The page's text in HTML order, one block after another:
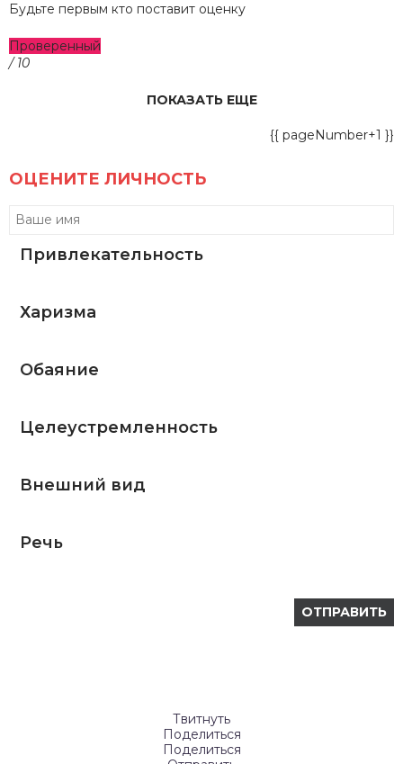
Будьте первым кто поставит оценку
Проверенный
/ 10
ПОКАЗАТЬ ЕЩЕ
{{ pageNumber+1 }}
ОЦЕНИТЕ ЛИЧНОСТЬ
Привлекательность
Харизма
Обаяние
Целеустремленность
Внешний вид
Речь
Твитнуть
Поделиться
Поделиться